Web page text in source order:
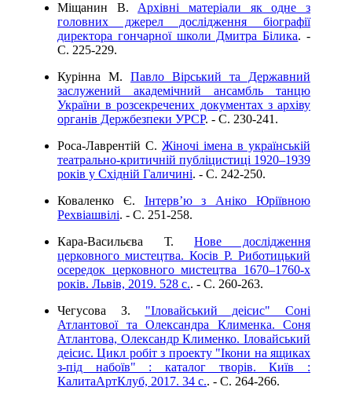
Міщанин В. Архівні матеріали як одне з
головних джерел дослідження біографії
директора гончарної школи Дмитра Білика. -
C. 225-229.
Курінна М. Павло Вірський та Державний
заслужений академічний ансамбль танцю
України в розсекречених документах з архіву
органів Держбезпеки УРСР. - C. 230-241.
Роса-Лаврентій С. Жіночі імена в українській
театрально-критичній публіцистиці 1920–1939
років у Східній Галичині. - C. 242-250.
Коваленко Є. Інтерв’ю з Аніко Юріївною
Рехвіашвілі. - C. 251-258.
Кара-Васильєва Т.Нове дослідження
церковного мистецтва. Косів Р. Риботицький
осередок церковного мистецтва 1670–1760-х
років. Львів, 2019. 528 с.. - C. 260-263.
Чегусова З. "Іловайський деісис" Соні
Атлантової та Олександра Клименка. Соня
Атлантова, Олександр Клименко. Іловайський
деісис. Цикл робіт з проекту "Ікони на ящиках
з-під набоїв" : каталог творів. Київ :
КалитаАртКлуб, 2017. 34 с.. - C. 264-266.